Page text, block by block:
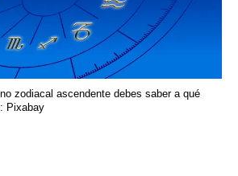
zodiacal ascendente debes saber a qué
Pixabay